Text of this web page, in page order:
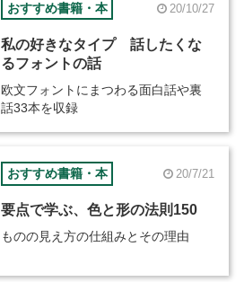
おすすめ書籍・本 20/10/27
私の好きなタイプ 話したくな
るフォントの話
欧文フォントにまつわる面白話や裏
話33本を収録
おすすめ書籍・本 20/7/21
要点で学ぶ、色と形の法則150
ものの見え方の仕組みとその理由